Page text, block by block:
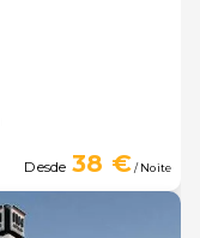
Desde 38 €/ Noite